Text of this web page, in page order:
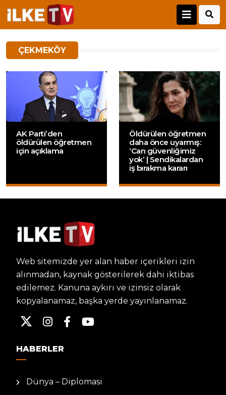
ÇEKMEKÖY
AK Parti’den
öldürülen öğretmen
için açıklama
Öldürülen öğretmen
daha önce uyarmış:
‘Can güvenliğimiz
yok’ | Sendikalardan
iş bırakma kararı
Web sitemizde yer alan haber içerikleri izin
alınmadan, kaynak gösterilerek dahi iktibas
edilemez. Kanuna aykırı ve izinsiz olarak
kopyalanamaz, başka yerde yayınlanamaz.
HABERLER
Dünya – Diplomasi